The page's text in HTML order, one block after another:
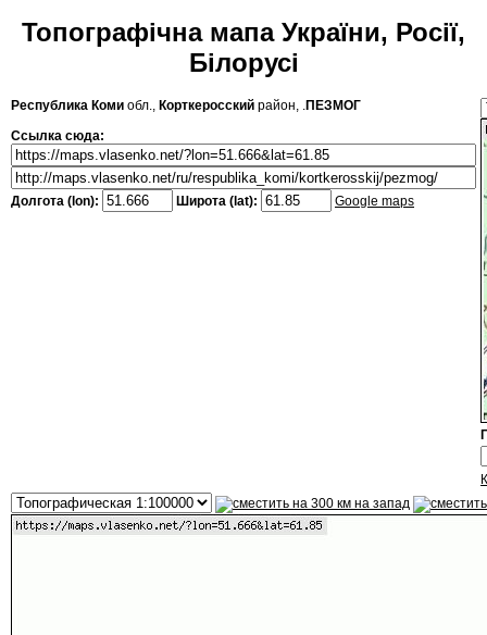
Топографічна мапа України, Росії,
Білорусі
Республика Коми обл., Корткеросский район, .ПЕЗМОГ
Ссылка сюда:
Долгота (lon): Широта (lat): Google maps